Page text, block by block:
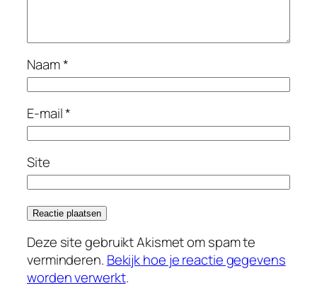
Naam*
E-mail*
Site
Deze site gebruikt Akismet om spam te
verminderen. Bekijk hoe je reactie gegevens
worden verwerkt.